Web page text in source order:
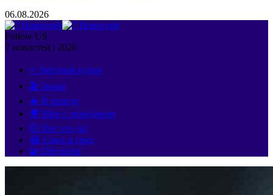
06.08.2026
Follow US
7 новостей | 2026
⭐ Звёздная кухня
🎬 Экран
🔥 В тренде
🌍 Мир с чемоданом
🤯 Вот это да!
😂 Смех и грех
🧩 Обо всём